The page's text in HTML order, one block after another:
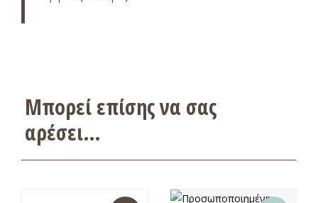
Μπορεί επίσης να σας
αρέσει…